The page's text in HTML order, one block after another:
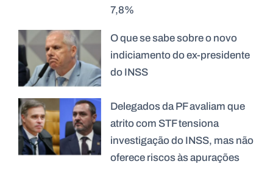
7,8%
O que se sabe sobre o novo
indiciamento do ex-presidente
do INSS
Delegados da PF avaliam que
atrito com STF tensiona
investigação do INSS, mas não
oferece riscos às apurações